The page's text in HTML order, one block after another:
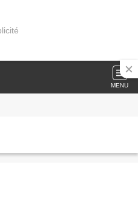
MENU